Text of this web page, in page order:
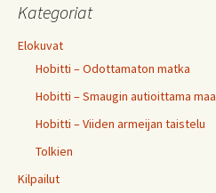
Kategoriat
Elokuvat
Hobitti – Odottamaton matka
Hobitti – Smaugin autioittama maa
Hobitti – Viiden armeijan taistelu
Tolkien
Kilpailut